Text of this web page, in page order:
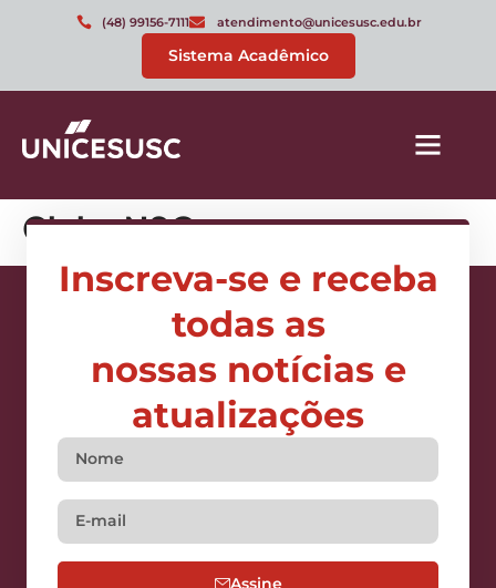
(48) 99156-7111 atendimento@unicesusc.edu.br
Sistema Acadêmico
Clube NSC
Inscreva-se e receba
todas as
nossas notícias e
atualizações
Assine